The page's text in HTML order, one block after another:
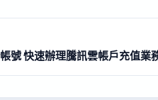
號 快速辦理騰訊雲帳戶充值業